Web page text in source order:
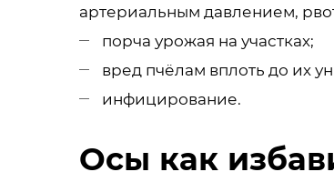
артериальным давлением,
порча урожая на участках;
вред пчёлам вплоть до их
инфицирование.
Осы как